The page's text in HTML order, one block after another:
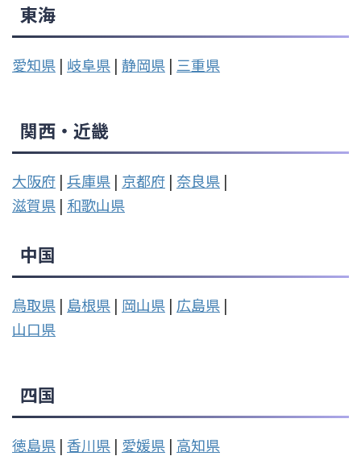
東海
愛知県 | 岐阜県 | 静岡県 | 三重県
関西・近畿
大阪府 | 兵庫県 | 京都府 | 奈良県 |
滋賀県 | 和歌山県
中国
鳥取県 | 島根県 | 岡山県 | 広島県 |
山口県
四国
徳島県 | 香川県 | 愛媛県 | 高知県